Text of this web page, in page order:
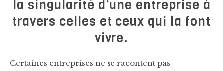
la singularité d’une entreprise à
travers celles et ceux qui la font
vivre.
Certaines entreprises ne se racontent pas